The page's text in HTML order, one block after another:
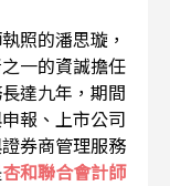
照的潘思璇，
一的資誠擔任
達九年，期間
報、上市公司
券商管理服務
杏和聯合會計師